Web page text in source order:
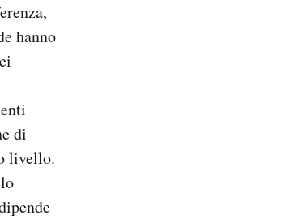
hanno
di
livello.